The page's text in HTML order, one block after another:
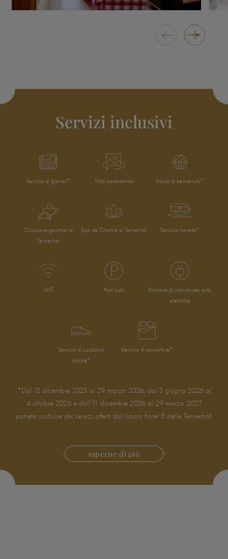
Servizi inclusivi
Servizio di giornali* Vista panoramica Saluto di benvenuto*
Colazione gourmet al
Tennerhof
Spa de Charme al Tennerhof Servizio navetta*
Wifi Posti auto
Stazione di ricarica per auto
elettriche
Servizio di lucidatura
scarpe*
Servizio di couverture*
*Dal 12 dicembre 2025 al 29 marzo 2026, dal 3 giugno 2026 al
4 ottobre 2026 e dall’11 dicembre 2026 al 29 marzo 2027,
potrete usufruire dei servizi offerti dal nostro hotel 5 stelle Tennerhof.
saperne di più